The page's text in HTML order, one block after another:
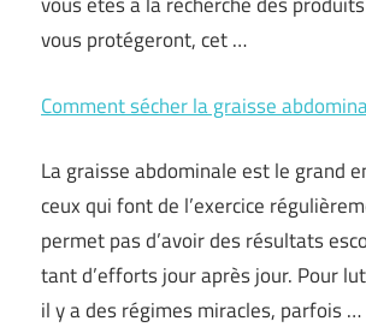
vous protégeront, cet …
Comment sécher la graisse
La graisse abdominale est le grand
ceux qui font de l’exercice
permet pas d’avoir des résultats
tant d’efforts jour après jour. Pour
il y a des régimes miracles, parfois …